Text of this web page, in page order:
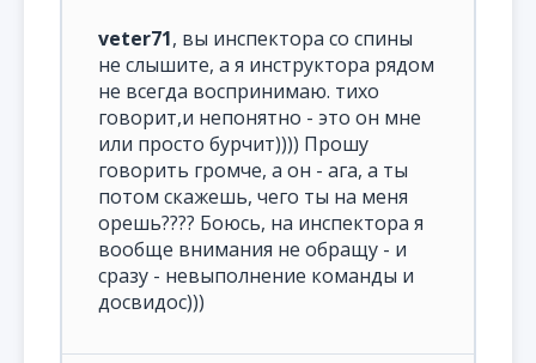
veter71, вы инспектора со спины
не слышите, а я инструктора рядом
не всегда воспринимаю. тихо
говорит,и непонятно - это он мне
или просто бурчит)))) Прошу
говорить громче, а он - ага, а ты
потом скажешь, чего ты на меня
орешь???? Боюсь, на инспектора я
вообще внимания не обращу - и
сразу - невыполнение команды и
досвидос)))